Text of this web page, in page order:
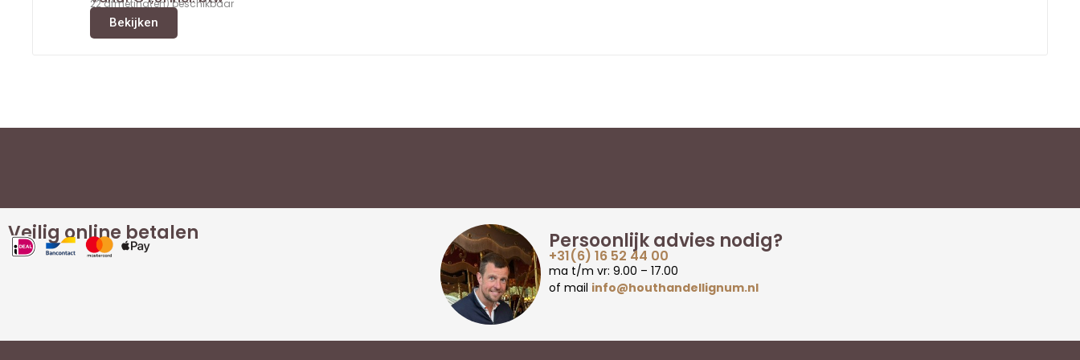
22 afmeting(en) beschikbaar
Bekijken
Veilig online betalen Persoonlijk advies nodig?
+31(6) 16 52 44 00
ma t/m vr: 9.00 – 17.00
of mail info@houthandellignum.nl